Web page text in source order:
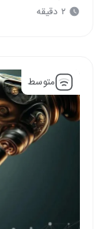
۲ دقیقه
متوسط